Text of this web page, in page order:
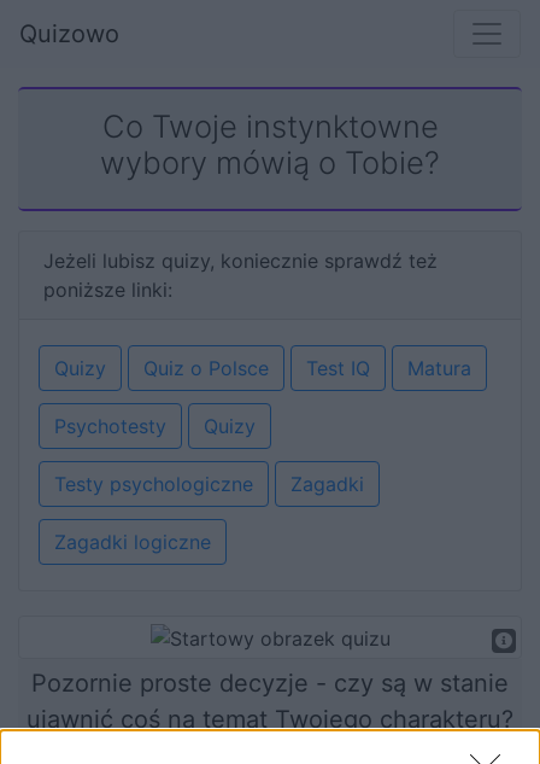
Quizowo
Co Twoje instynktowne
wybory mówią o Tobie?
Jeżeli lubisz quizy, koniecznie sprawdź też
poniższe linki:
Quizy Quiz o Polsce Test IQ Matura
Psychotesty Quizy
Testy psychologiczne Zagadki
Zagadki logiczne
Pozornie proste decyzje - czy są w stanie
ujawnić coś na temat Twojego charakteru?